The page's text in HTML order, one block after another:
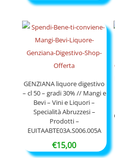
GENZIANA liquore digestivo
– cl 50 – gradi 30% // Mangi e
Bevi – Vini e Liquori –
Specialità Abruzzesi –
Prodotti –
EUITAABTE03A.S006.005A
€15,00